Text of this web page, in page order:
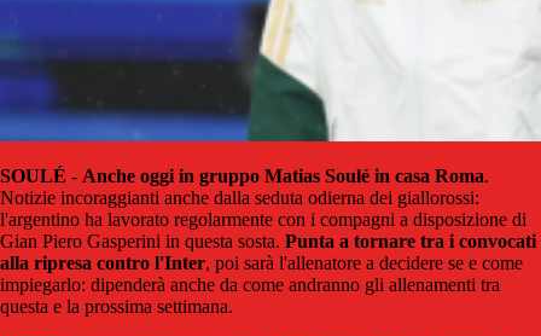
SOULÉ - Anche oggi in gruppo Matias Soulé in casa Roma.
Notizie incoraggianti anche dalla seduta odierna dei giallorossi:
l'argentino ha lavorato regolarmente con i compagni a disposizione di
Gian Piero Gasperini in questa sosta. Punta a tornare tra i convocati
alla ripresa contro l'Inter, poi sarà l'allenatore a decidere se e come
impiegarlo: dipenderà anche da come andranno gli allenamenti tra
questa e la prossima settimana.